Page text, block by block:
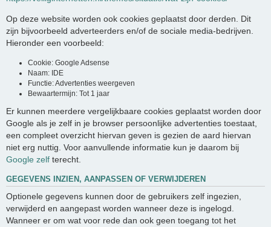
Op deze website worden ook cookies geplaatst door derden. Dit
zijn bijvoorbeeld adverteerders en/of de sociale media-bedrijven.
Hieronder een voorbeeld:
Cookie: Google Adsense
Naam: IDE
Functie: Advertenties weergeven
Bewaartermijn: Tot 1 jaar
Er kunnen meerdere vergelijkbaare cookies geplaatst worden door
Google als je zelf in je browser persoonlijke advertenties toestaat,
een compleet overzicht hiervan geven is gezien de aard hiervan
niet erg nuttig. Voor aanvullende informatie kun je daarom bij
Google zelf terecht.
GEGEVENS INZIEN, AANPASSEN OF VERWIJDEREN
Optionele gegevens kunnen door de gebruikers zelf ingezien,
verwijderd en aangepast worden wanneer deze is ingelogd.
Wanneer er om wat voor rede dan ook geen toegang tot het